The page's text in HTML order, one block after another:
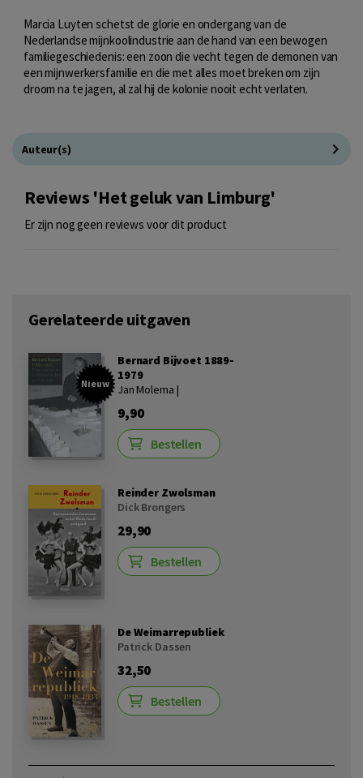
Marcia Luyten schetst de glorie en ondergang van de
Nederlandse mijnkoolindustrie aan de hand van een bewogen
familiegeschiedenis: een zoon die vecht tegen de demonen van
een mijnwerkersfamilie en die met alles moet breken om zijn
droom na te jagen, al zal hij de kolonie nooit echt verlaten.
Auteur(s)
Reviews 'Het geluk van Limburg'
Er zijn nog geen reviews voor dit product
Gerelateerde uitgaven
Nieuw
Bernard Bijvoet 1889-
1979
Jan Molema |
9,90
Bestellen
Reinder Zwolsman
Dick Brongers
29,90
Bestellen
De Weimarrepubliek
Patrick Dassen
32,50
Bestellen